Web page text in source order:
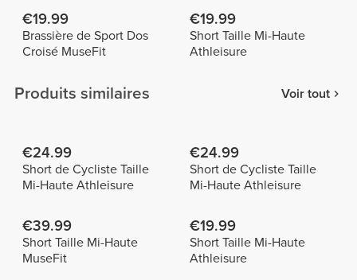
€19.99
Brassière de Sport Dos
Croisé MuseFit
€19.99
Short Taille Mi-Haute
Athleisure
Produits similaires Voir tout
€24.99
Short de Cycliste Taille
Mi-Haute Athleisure
€24.99
Short de Cycliste Taille
Mi-Haute Athleisure
€39.99
Short Taille Mi-Haute
MuseFit
€19.99
Short Taille Mi-Haute
Athleisure